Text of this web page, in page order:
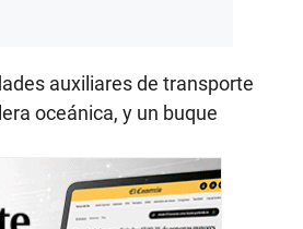
auxiliares de transporte
oceánica, y un buque